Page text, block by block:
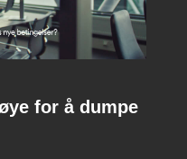
for å dumpe